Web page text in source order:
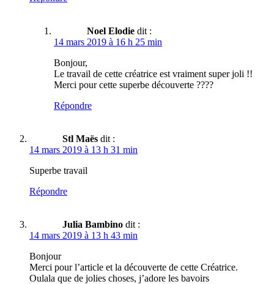
Noel Elodie dit :
14 mars 2019 à 16 h 25 min
Bonjour,
Le travail de cette créatrice est vraiment super joli !!
Merci pour cette superbe découverte ????
Répondre
Stl Maës dit :
14 mars 2019 à 13 h 31 min
Superbe travail
Répondre
Julia Bambino dit :
14 mars 2019 à 13 h 43 min
Bonjour
Merci pour l’article et la découverte de cette Créatrice.
Oulala que de jolies choses, j’adore les bavoirs